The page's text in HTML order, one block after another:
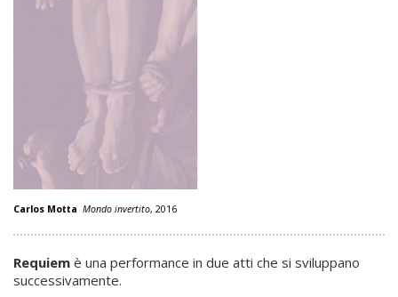
Carlos Motta Mondo invertito, 2016
Requiem è una performance in due atti che si sviluppano
successivamente.